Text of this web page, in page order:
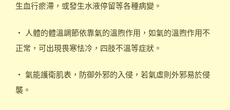
生血行瘀滯，或發生水液停留等各種病變。
‧ 人體的體溫調節依靠氣的溫煦作用，如氣的溫煦作用不
正常，可出現畏寒怯冷，四肢不溫等症狀。
‧ 氣能護衛肌表，防御外邪的入侵，若氣虛則外邪易於侵
襲。